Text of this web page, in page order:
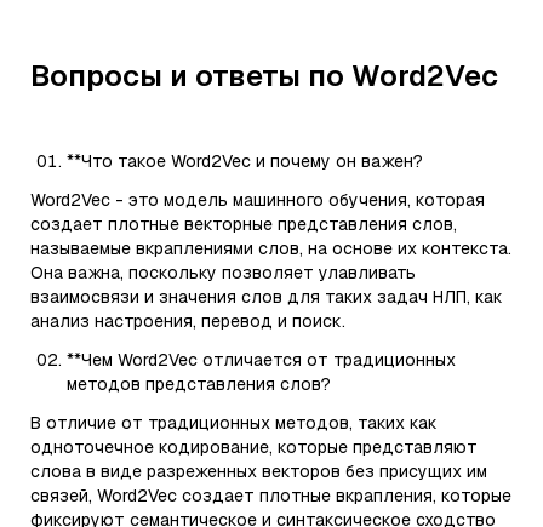
Вопросы и ответы по Word2Vec
**Что такое Word2Vec и почему он важен?
Word2Vec - это модель машинного обучения, которая
создает плотные векторные представления слов,
называемые вкраплениями слов, на основе их контекста.
Она важна, поскольку позволяет улавливать
взаимосвязи и значения слов для таких задач НЛП, как
анализ настроения, перевод и поиск.
**Чем Word2Vec отличается от традиционных
методов представления слов?
В отличие от традиционных методов, таких как
одноточечное кодирование, которые представляют
слова в виде разреженных векторов без присущих им
связей, Word2Vec создает плотные вкрапления, которые
фиксируют семантическое и синтаксическое сходство